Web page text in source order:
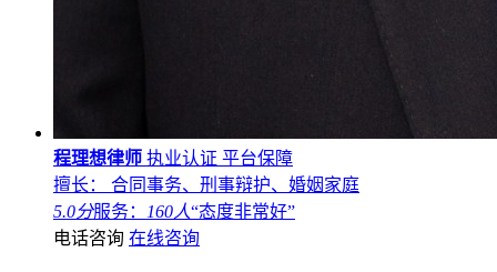
程理想律师 执业认证 平台保障
擅长： 合同事务、刑事辩护、婚姻家庭
5.0分服务： 160人“态度非常好”
电话咨询 在线咨询